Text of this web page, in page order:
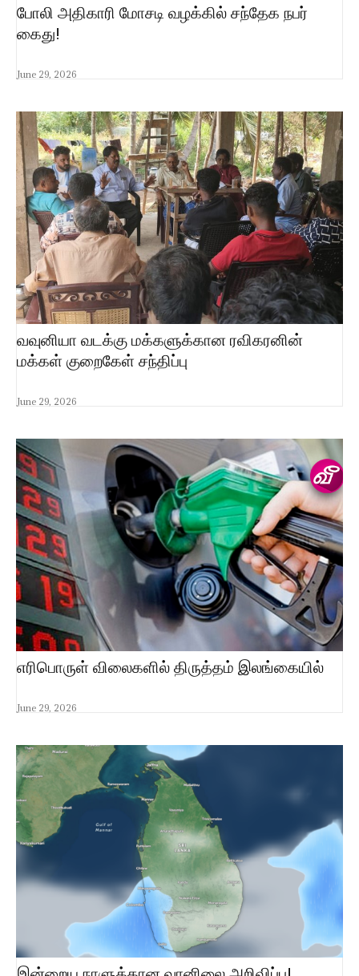
போலி அதிகாரி மோசடி வழக்கில் சந்தேக நபர்
கைது!
June 29, 2026
வவுனியா வடக்கு மக்களுக்கான ரவிகரனின்
மக்கள் குறைகேள் சந்திப்பு
June 29, 2026
எரிபொருள் விலைகளில் திருத்தம் இலங்கையில்
June 29, 2026